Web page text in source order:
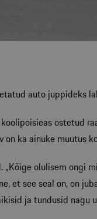
auto juppideks
ostetud
on ka ainuke
olulisem ongi
et see seal on, on
ja tundusid nagu